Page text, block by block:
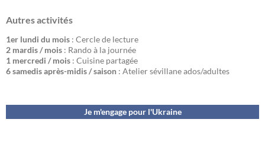
Autres activités
1er lundi du mois : Cercle de lecture
2 mardis / mois : Rando à la journée
1 mercredi / mois : Cuisine partagée
6 samedis après-midis / saison : Atelier sévillane ados/adultes
Je m'engage pour l'Ukraine